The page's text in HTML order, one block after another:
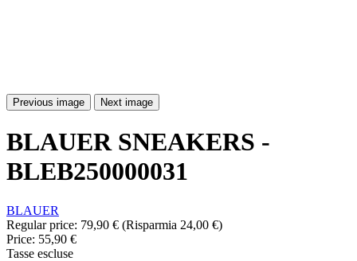
Previous image Next image
BLAUER SNEAKERS -
BLEB250000031
BLAUER
Regular price: 79,90 € (Risparmia 24,00 €)
Price: 55,90 €
Tasse escluse